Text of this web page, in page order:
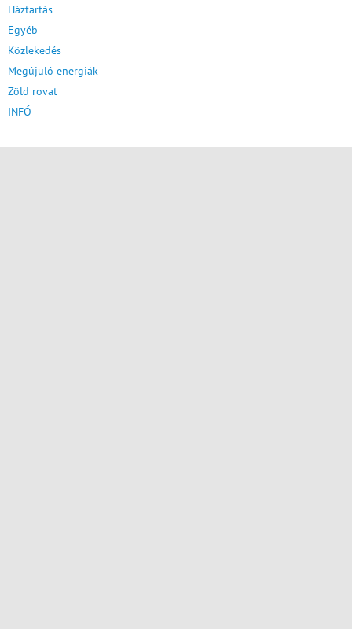
Háztartás
Egyéb
Közlekedés
Megújuló energiák
Zöld rovat
INFÓ